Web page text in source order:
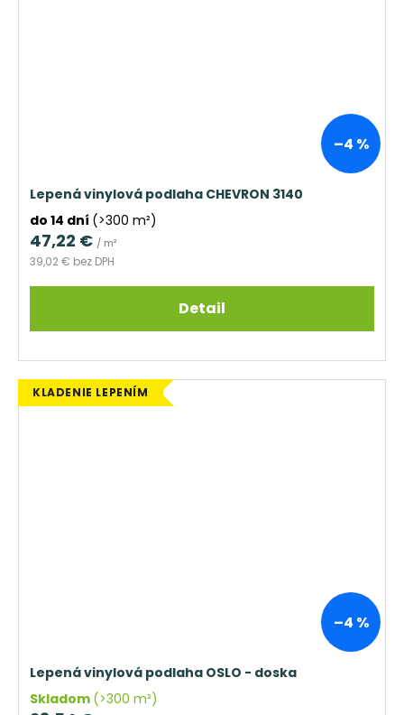
–4 %
Lepená vinylová podlaha CHEVRON 3140
do 14 dní (>300 m²)
39,02 € bez DPH
47,22 € / m²
Detail
KLADENIE LEPENÍM
–4 %
Lepená vinylová podlaha OSLO - doska
Skladom (>300 m²)